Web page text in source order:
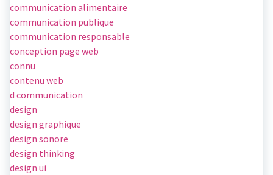
communication alimentaire
communication publique
communication responsable
conception page web
connu
contenu web
d communication
design
design graphique
design sonore
design thinking
design ui